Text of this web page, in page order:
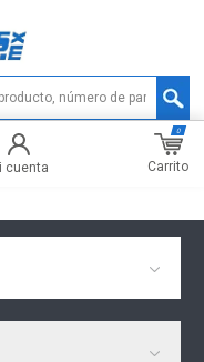
cuenta Carrito
0